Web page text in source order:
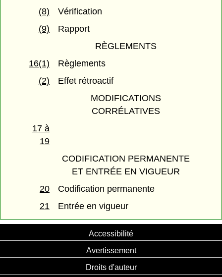
(8)
Vérification
(9)
Rapport
RÈGLEMENTS
16(1)
Règlements
(2)
Effet rétroactif
MODIFICATIONS
CORRÉLATIVES
17 à
19
CODIFICATION PERMANENTE
ET ENTRÉE EN VIGUEUR
20
Codification permanente
21
Entrée en vigueur
Accessibilité
Avertissement
Droits d'auteur